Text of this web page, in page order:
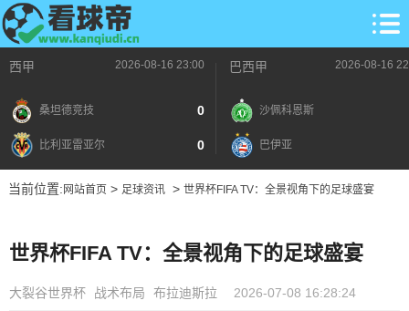
西甲 2026-08-16 23:00
桑坦德竞技 0
比利亚雷亚尔 0
巴西甲 2026-08-16
沙佩科恩斯
巴伊亚
当前位置: 网站首页> 足球资讯> 世界杯FIFA TV：全景视角下的足球盛宴
世界杯FIFA TV：全景视角下的足球盛宴
大裂谷世界杯 战术布局 布拉迪斯拉 2026-07-08 16:28:24